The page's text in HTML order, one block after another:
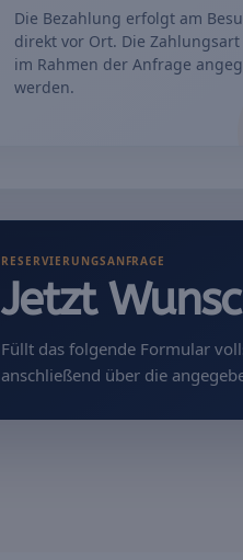
Die Bezahlung erfolgt am
direkt vor Ort. Die Zahlungsart
im Rahmen der Anfrage
werden.
RESERVIERUNGSANFRAGE
Jetzt
Füllt das folgende Formular
anschließend über die